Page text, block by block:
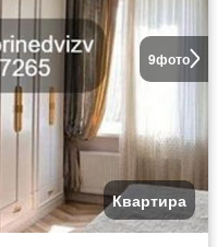
9фото
Квартира